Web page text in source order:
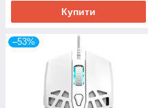
Купити
–53%